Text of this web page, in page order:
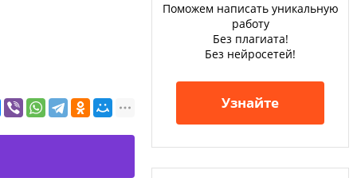
Поможем написать уникальную
работу
Без плагиата!
Без нейросетей!
Узнайте